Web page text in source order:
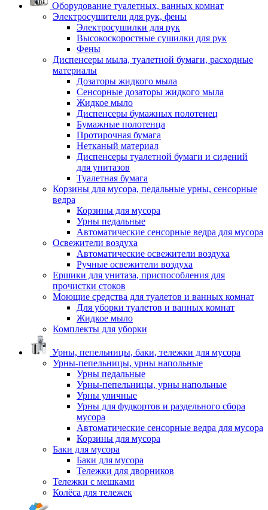
Оборудование туалетных, ванных комнат
Электросушители для рук, фены
Электросушилки для рук
Высокоскоростные сушилки для рук
Фены
Диспенсеры мыла, туалетной бумаги, расходные
материалы
Дозаторы жидкого мыла
Сенсорные дозаторы жидкого мыла
Жидкое мыло
Диспенсеры бумажных полотенец
Бумажные полотенца
Протирочная бумага
Нетканый материал
Диспенсеры туалетной бумаги и сидений
для унитазов
Туалетная бумага
Корзины для мусора, педальные урны, сенсорные
ведра
Корзины для мусора
Урны педальные
Автоматические сенсорные ведра для мусора
Освежители воздуха
Автоматические освежители воздуха
Ручные освежители воздуха
Ершики для унитаза, приспособления для
прочистки стоков
Моющие средства для туалетов и ванных комнат
Для уборки туалетов и ванных комнат
Жидкое мыло
Комплекты для уборки
Урны, пепельницы, баки, тележки для мусора
Урны-пепельницы, урны напольные
Урны педальные
Урны-пепельницы, урны напольные
Урны уличные
Урны для фудкортов и раздельного сбора
мусора
Автоматические сенсорные ведра для мусора
Корзины для мусора
Баки для мусора
Баки для мусора
Тележки для дворников
Тележки с мешками
Колёса для тележек